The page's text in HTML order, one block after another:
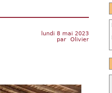
lundi 8 mai 2023
par Olivier